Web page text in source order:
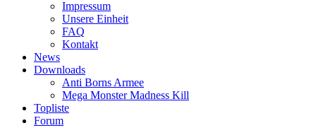
Impressum
Unsere Einheit
FAQ
Kontakt
News
Downloads
Anti Borns Armee
Mega Monster Madness Kill
Topliste
Forum